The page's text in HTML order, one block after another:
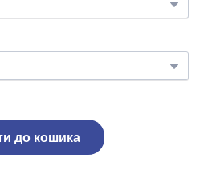
до кошика